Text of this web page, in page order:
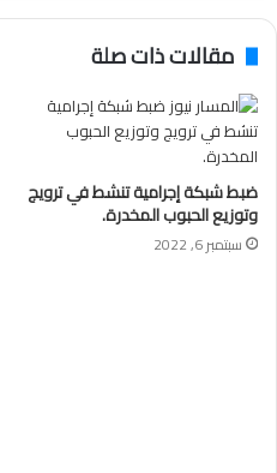
مقالات ذات صلة
ضبط شبكة إجرامية تنشط في ترويج
وتوزيع الحبوب المخدرة.
سبتمبر 6, 2022